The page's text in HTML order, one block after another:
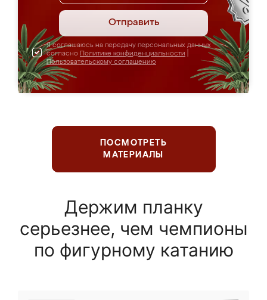
Отправить
Я соглашаюсь на передачу персональных данных
согласно Политике конфиденциальности
Пользовательскому соглашению
ПОСМОТРЕТЬ
МАТЕРИАЛЫ
Держим планку
серьезнее, чем чемпионы
по фигурному катанию